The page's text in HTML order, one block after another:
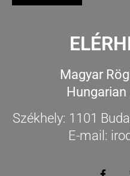
Magyar
Hungarian
Székhely: 1101
E-mail: